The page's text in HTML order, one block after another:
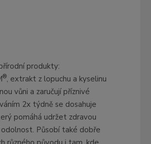
produkty:
®, extrakt z lopuchu a kyselinu
vůni a zaručují příznivé
2x týdně se dosahuje
pomáhá udržet zdravou
Působí také dobře